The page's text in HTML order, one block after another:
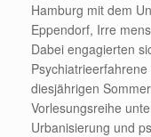
Hamburg mit dem
Eppendorf, Irre
Dabei engagierten
diesjährigen
Vorlesungsreihe
Urbanisierung und